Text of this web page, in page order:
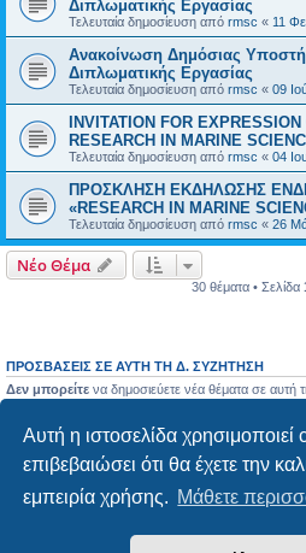
Αυτή η ιστοσελίδα χρησιμοποιεί
επιβεβαιώσει ότι θα έχετε την
εμπειρία χρήσης. Μάθετε
Διπλωματικής Εργασίας
Τελευταία δημοσίευση από rmsc « 11
Ανακοίνωση Δημόσιας
Διπλωματικής Εργασίας
Τελευταία δημοσίευση από rmsc « 09
INVITATION FOR
RESEARCH IN MARINE
Τελευταία δημοσίευση από rmsc « 04
ΠΡΟΣΚΛΗΣΗ ΕΚΔΗΛΩΣΗΣ
«RESEARCH IN MARINE
Τελευταία δημοσίευση από rmsc « 26
Νέο Θέμα
30 θέματα • Σελίδα
ΠΡΟΣΒΆΣΕΙΣ ΣΕ ΑΥΤΉ ΤΗ Δ. ΣΥΖΉΤΗΣΗ
Δεν μπορείτε να δημοσιεύετε νέα θέματα σε αυτή
Δεν μπορείτενα διαγράφετε τις δημοσιεύσεις σας
Δεν μπορείτε
να επισυνάπτετε αρχεία σε αυτή τη
Board Διαγραφή
Δημιουργήθηκε απόphpBB® Forum